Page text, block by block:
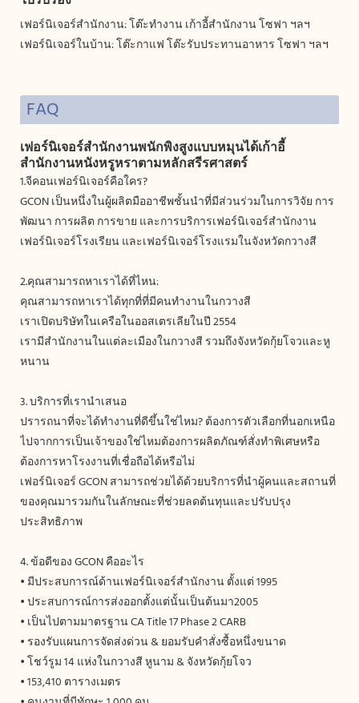
เฟอร์นิเจอร์สำนักงาน: โต๊ะทำงาน เก้าอี้สำนักงาน โซฟา ฯลฯ
เฟอร์นิเจอร์ในบ้าน: โต๊ะกาแฟ โต๊ะรับประทานอาหาร โซฟา ฯลฯ
FAQ
เฟอร์นิเจอร์สำนักงานพนักพิงสูงแบบหมุนได้เก้าอี้
สำนักงานหนังหรูหราตามหลักสรีรศาสตร์
1.จีคอนเฟอร์นิเจอร์คือใคร?
GCON เป็นหนึ่งในผู้ผลิตมืออาชีพชั้นนำที่มีส่วนร่วมในการวิจัย การ
พัฒนา การผลิต การขาย และการบริการเฟอร์นิเจอร์สำนักงาน
เฟอร์นิเจอร์โรงเรียน และเฟอร์นิเจอร์โรงแรมในจังหวัดกวางสี
2.คุณสามารถหาเราได้ที่ไหน:
คุณสามารถหาเราได้ทุกที่ที่มีคนทำงานในกวางสี
เราเปิดบริษัทในเครือในออสเตรเลียในปี 2554
เรามีสำนักงานในแต่ละเมืองในกวางสี รวมถึงจังหวัดกุ้ยโจวและหู
หนาน
3. บริการที่เรานำเสนอ
ปรารถนาที่จะได้ทำงานที่ดีขึ้นใช่ไหม? ต้องการตัวเลือกที่นอกเหนือ
ไปจากการเป็นเจ้าของใช่ไหมต้องการผลิตภัณฑ์สั่งทำพิเศษหรือ
ต้องการหาโรงงานที่เชื่อถือได้หรือไม่
เฟอร์นิเจอร์ GCON สามารถช่วยได้ด้วยบริการที่นำผู้คนและสถานที่
ของคุณมารวมกันในลักษณะที่ช่วยลดต้นทุนและปรับปรุง
ประสิทธิภาพ
4. ข้อดีของ GCON คืออะไร
• มีประสบการณ์ด้านเฟอร์นิเจอร์สำนักงาน ตั้งแต่ 1995
• ประสบการณ์การส่งออกตั้งแต่นั้นเป็นต้นมา2005
• เป็นไปตามมาตรฐาน CA Title 17 Phase 2 CARB
• รองรับแผนการจัดส่งด่วน & ยอมรับคำสั่งซื้อหนึ่งขนาด
• โชว์รูม 14 แห่งในกวางสี หูนาม & จังหวัดกุ้ยโจว
• 153,410 ตารางเมตร